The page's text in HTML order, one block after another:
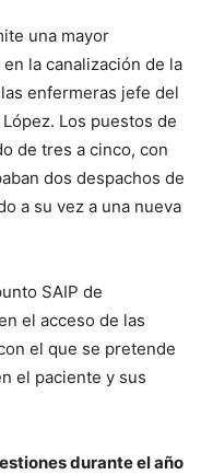
una mayor
la canalización de la
enfermeras jefe del
Los puestos de
de tres a cinco, con
dos despachos de
a su vez a una nueva
SAIP de
el acceso de las
el que se pretende
el paciente y sus
durante el año